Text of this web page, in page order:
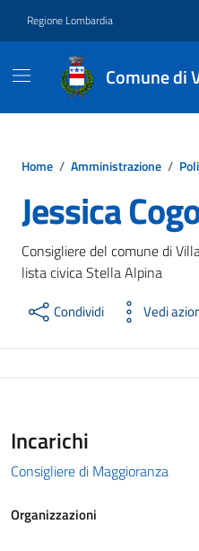
Regione Lombardia
Comune di
Home / Amministrazione /
Jessica
Consigliere del comune di
lista civica Stella Alpina
Condividi Vedi
Incarichi
Consigliere di Maggioranza
Organizzazioni